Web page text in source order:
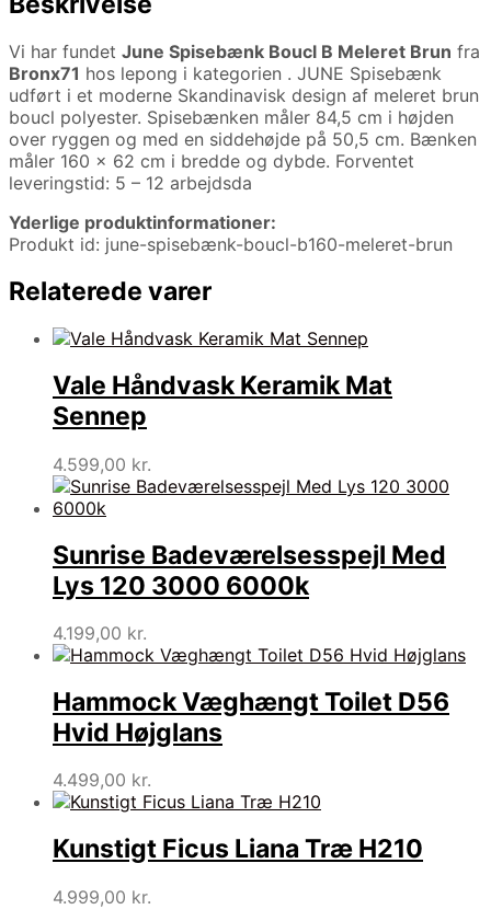
Vi har fundet June Spisebænk Boucl B Meleret Brun fra
Bronx71 hos lepong i kategorien . JUNE Spisebænk
udført i et moderne Skandinavisk design af meleret brun
boucl polyester. Spisebænken måler 84,5 cm i højden
over ryggen og med en siddehøjde på 50,5 cm. Bænken
måler 160 x 62 cm i bredde og dybde. Forventet
leveringstid: 5 – 12 arbejdsda
Yderlige produktinformationer:
Produkt id: june-spisebænk-boucl-b160-meleret-brun
Relaterede varer
Vale Håndvask Keramik Mat
Sennep
4.599,00 kr.
Sunrise Badeværelsesspejl Med
Lys 120 3000 6000k
4.199,00 kr.
Hammock Væghængt Toilet D56
Hvid Højglans
4.499,00 kr.
Kunstigt Ficus Liana Træ H210
4.999,00 kr.